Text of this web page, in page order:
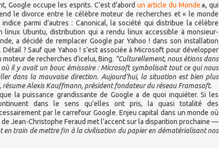
Google occupe les esprits. C’est d’abordun article du Monde
, qui
le divorce entre le célèbre moteur de recherches et « le monde
indice parmi d’autres : Canonical, la société qui distribue la célèbre
linux Ubuntu, distribution qui a rendu linux accessible à monsieur-
a décidé de remplacer Google par Yahoo ! dans son installation
Détail ? Sauf que Yahoo ! s’est associée à Microsoft pour développer
moteur de recherches d’icelui, Bing. "Culturellement, nous étions dans
il y avait un bouc émissaire : Microsoft symbolisait tout ce qui nous
dans la mauvaise direction. Aujourd’hui, la situation est bien plus
résume Alexis Kauffmann, président fondateur du réseau Framasoft.
la puissance grandissante de Google a de quoi inquiéter. Si les
dans le sens qu’elles ont pris, la quasi totalité des
par le carrefour Google. Enjeu capital dans un monde où
Jean-Christophe Feraud met l’accent sur la disparition prochaine —
en train de mettre fin à la civilisation du papier en dématérialisant nos